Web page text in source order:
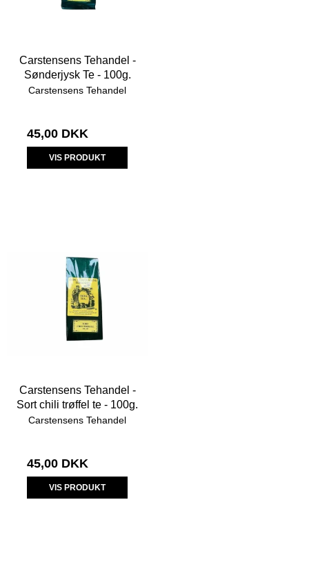
Carstensens Tehandel -
Sønderjysk Te - 100g.
Carstensens Tehandel
45,00 DKK
VIS PRODUKT
Carstensens Tehandel -
Sort chili trøffel te - 100g.
Carstensens Tehandel
45,00 DKK
VIS PRODUKT